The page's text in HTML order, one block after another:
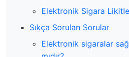
Elektronik Sigara
Sıkça Sorulan Sorular
Elektronik sigaralar